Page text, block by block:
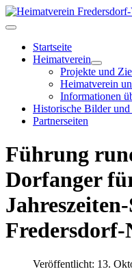
Startseite
Heimatverein
Projekte und
Heimatverein
Informationen
Historische Bilder und
Partnerseiten
Führung
Dorfanger
Fredersdorf-
Veröffentlicht: 13.